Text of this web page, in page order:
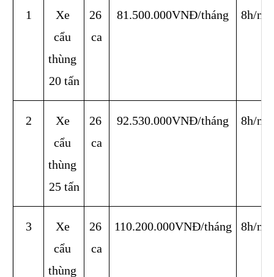
1
Xe
cẩu
thùng
20 tấn
26
ca
81.500.000VNĐ/tháng 8h/
2
Xe
cẩu
thùng
25 tấn
26
ca
92.530.000VNĐ/tháng 8h/
3
Xe
cẩu
thùng
26
ca
110.200.000VNĐ/tháng 8h/